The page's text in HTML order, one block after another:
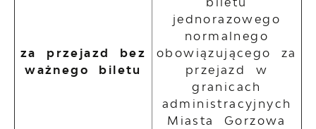
za przejazd bez
ważnego biletu
jednorazowego
normalnego
obowiązującego za
przejazd w
granicach
administracyjnych
Miasta Gorzowa